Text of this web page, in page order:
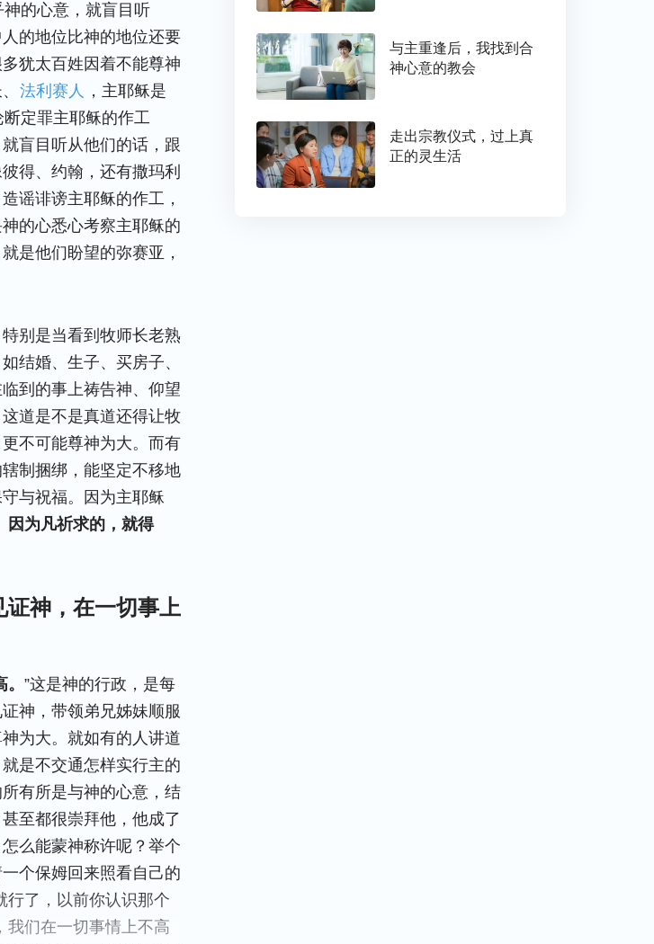
神的心意，就盲目听
的地位比神的地位还要
犹太百姓因着不能尊神
法利赛人 ，主耶稣是
定罪主耶稣的作工
盲目听从他们的话，跟
得、约翰，还有撒玛利
谣诽谤主耶稣的作工，
的心悉心考察主耶稣的
是他们盼望的弥赛亚，
别是当看到牧师长老熟
结婚、生子、买房子、
到的事上祷告神、仰望
道是不是真道还得让牧
不可能尊神为大。而有
制捆绑，能坚定不移地
与祝福。因为主耶稣
因为凡祈求的，就得
神，在一切事上
”这是神的行政，是每
神，带领弟兄姊妹顺服
为大。就如有的人讲道
是不交通怎样实行主的
有所是与神的心意，结
至都很崇拜他，他成了
么能蒙神称许呢？举个
个保姆回来照看自己的
行了，以前你认识那个
我们在一切事情上不高
与主重逢后，我找到合
神心意的教会
走出宗教仪式，过上真
正的灵生活